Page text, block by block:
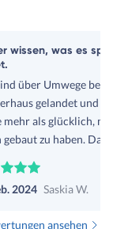
wissen, was es
über Umwege bei
gelandet und
mehr als glücklich, mit
gebaut zu haben.
Franchise-
da wir sonst (so
2024 Saskia W.
ansehen